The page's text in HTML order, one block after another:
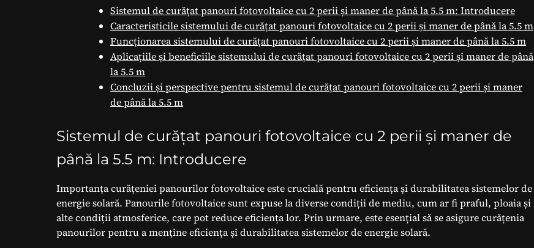
Sistemul de curățat panouri fotovoltaice cu 2 perii și maner de până la 5.5 m: Introducere
Caracteristicile sistemului de curățat panouri fotovoltaice cu 2 perii și maner de până la 5.5 m
Funcționarea sistemului de curățat panouri fotovoltaice cu 2 perii și maner de până la 5.5 m
Aplicațiile și beneficiile sistemului de curățat panouri fotovoltaice cu 2 perii și maner de până
la 5.5 m
Concluzii și perspective pentru sistemul de curățat panouri fotovoltaice cu 2 perii și maner
de până la 5.5 m
Sistemul de curățat panouri fotovoltaice cu 2 perii și maner de
până la 5.5 m: Introducere
Importanța curățeniei panourilor fotovoltaice este crucială pentru eficiența și durabilitatea sistemelor de
energie solară. Panourile fotovoltaice sunt expuse la diverse condiții de mediu, cum ar fi praful, ploaia și
alte condiții atmosferice, care pot reduce eficiența lor. Prin urmare, este esențial să se asigure curățenia
panourilor pentru a menține eficiența și durabilitatea sistemelor de energie solară.